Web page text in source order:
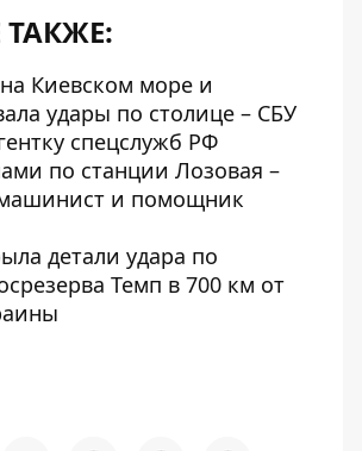
Киевском море и
удары по столице – СБУ
спецслужб РФ
по станции Лозовая –
и помощник
детали удара по
Темп в 700 км от